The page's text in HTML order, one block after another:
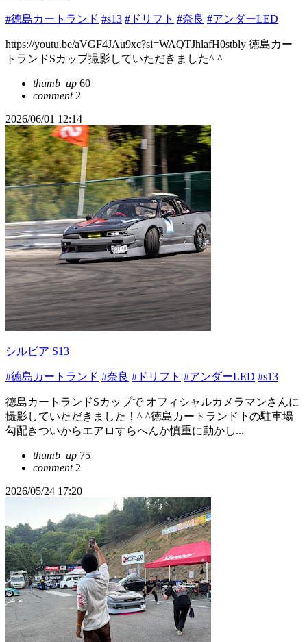
#徳島カートランド #s13 #ドリフト #奈良 #アンダーLED
https://youtu.be/aVGF4JAu9xc?si=WAQTJhlafH0stbly 徳島カー
トランドSカップ撮影していただきました^ ^
thumb_up 60
comment2
2026/06/01 12:14
シルビア S13
#徳島カートランド #奈良 #ドリフト #アンダーLED #s13
徳島カートランドSカップで オフィシャルカメラマンさんに
撮影していただきました！^ ^徳島カートランド下の駐車場
勾配きついからエアロすらへんか慎重に動かし...
thumb_up 75
comment2
2026/05/24 17:20